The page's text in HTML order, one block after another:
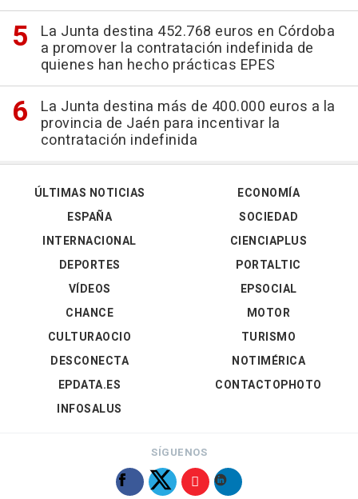
La Junta destina 452.768 euros en Córdoba
a promover la contratación indefinida de
quienes han hecho prácticas EPES
La Junta destina más de 400.000 euros a la
provincia de Jaén para incentivar la
contratación indefinida
ÚLTIMAS NOTICIAS
ESPAÑA
INTERNACIONAL
DEPORTES
VÍDEOS
ECONOMÍA
SOCIEDAD
CIENCIAPLUS
PORTALTIC
EPSOCIAL
CHANCE
CULTURAOCIO
DESCONECTA
EPDATA.ES
INFOSALUS
MOTOR
TURISMO
NOTIMÉRICA
CONTACTOPHOTO
SÍGUENOS